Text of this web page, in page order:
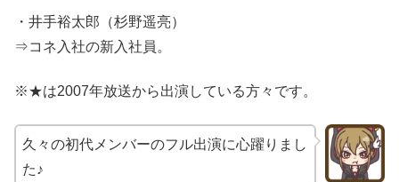
・井手裕太郎（杉野遥亮）
⇒コネ入社の新入社員。
※★は2007年放送から出演している方々です。
久々の初代メンバーのフル出演に心躍りまし
た♪